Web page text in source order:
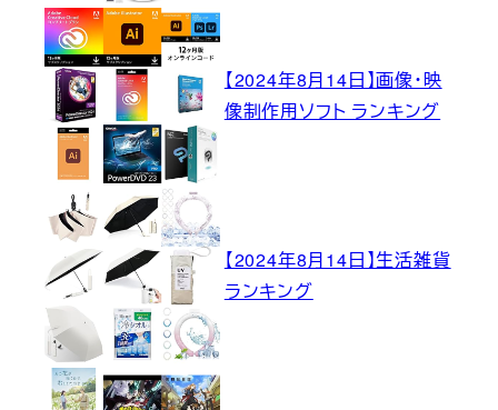
【2024年8月14日】画像・映
像制作用ソフト ランキング
【2024年8月14日】生活雑貨
ランキング